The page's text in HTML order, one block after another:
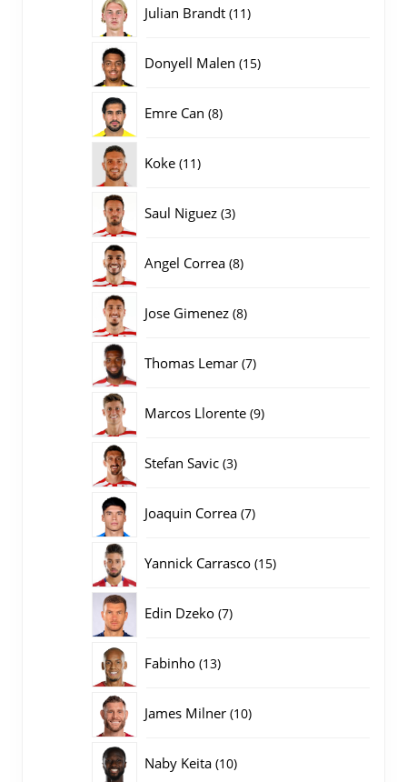
Julian Brandt 1111
Donyell Malen 1515
Emre Can 88
Koke 1111
Saul Niguez 33
Angel Correa 88
Jose Gimenez 88
Thomas Lemar 77
Marcos Llorente 99
Stefan Savic 33
Joaquin Correa 77
Yannick Carrasco 1515
Edin Dzeko 77
Fabinho 1313
James Milner 1010
Naby Keita 1010